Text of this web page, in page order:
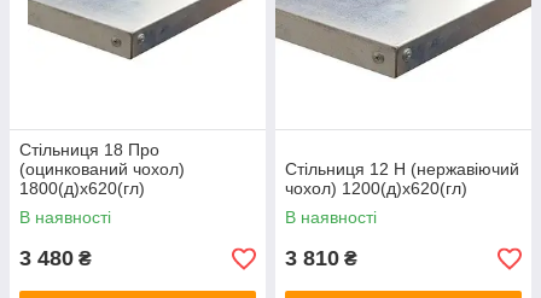
Стільниця 18 Про
(оцинкований чохол)
1800(д)х620(гл)
В наявності
3 480 ₴
Стільниця 12 Н (нержавіючий
чохол) 1200(д)х620(гл)
В наявності
3 810 ₴